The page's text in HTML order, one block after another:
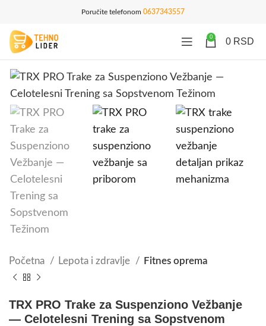
Poručite telefonom 0637343557
0 0 RSD
Početna Lepota i zdravlje Fitnes oprema
TRX PRO Trake za Suspenziono Vežbanje
— Celotelesni Trening sa Sopstvenom